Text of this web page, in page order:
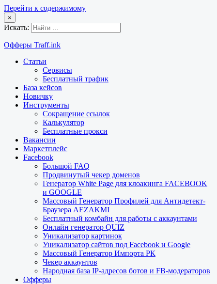
Перейти к содержимому
×
Искать:
Офферы Traff.ink
Статьи
Сервисы
Бесплатный трафик
База кейсов
Новичку
Инструменты
Сокращение ссылок
Калькулятор
Бесплатные прокси
Вакансии
Маркетплейс
Facebook
Большой FAQ
Продвинутый чекер доменов
Генератор White Page для клоакинга FACEBOOK
и GOOGLE
Массовый Генератор Профилей для Антидетект-
Браузера AEZAKMI
Бесплатный комбайн для работы с аккаунтами
Онлайн генератор QUIZ
Уникализатор картинок
Уникализатор сайтов под Facebook и Google
Массовый Генератор Импорта РК
Чекер аккаунтов
Народная база IP-адресов ботов и FB-модераторов
Офферы